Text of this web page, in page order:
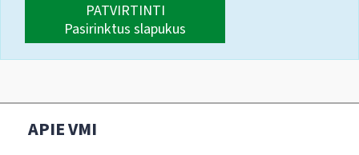
PATVIRTINTI
Pasirinktus slapukus
APIE VMI